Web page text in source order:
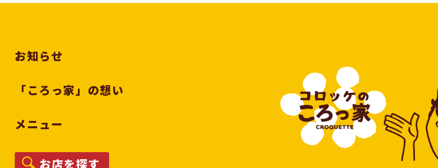
お知らせ
「ころっ家」の想い
メニュー
お店を探す